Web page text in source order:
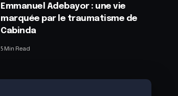
Emmanuel Adebayor : une vie
marquée par le traumatisme de
Cabinda
5 Min Read